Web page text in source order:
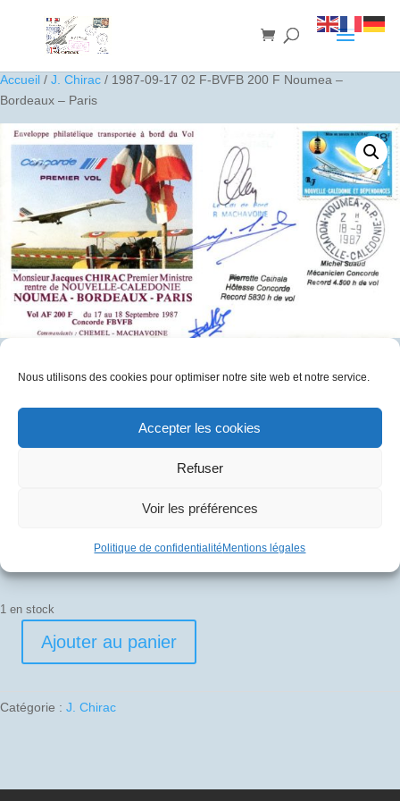
Nous utilisons des cookies pour optimiser notre site web et notre service.
Accepter les cookies
Refuser
Voir les préférences
Politique de confidentialité Mentions légales
Accueil / J. Chirac / 1987-09-17 02 F-BVFB 200 F Noumea –
Bordeaux – Paris
1987-09-17 02 F-BVFB 200 F Noumea – Bordeaux – Paris
60€
Pierrette Cathala (Hôtesse)
1 en stock
quantité
09-
Ajouter au panier
Catégorie : J. Chirac